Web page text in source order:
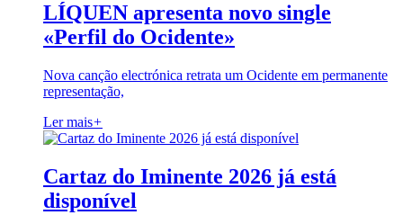
LÍQUEN apresenta novo single
«Perfil do Ocidente»
Nova canção electrónica retrata um Ocidente em permanente
representação,
Ler mais+
Cartaz do Iminente 2026 já está
disponível